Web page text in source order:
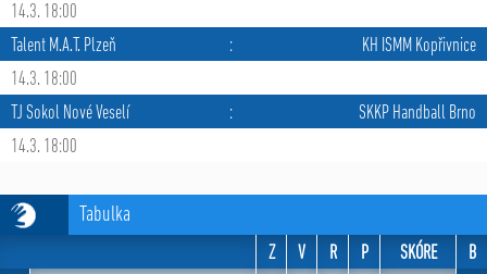
14.3. 18:00
Talent M.A.T. Plzeň
:
KH ISMM Kopřivnice
14.3. 18:00
TJ Sokol Nové Veselí
:
SKKP Handball Brno
14.3. 18:00
Tabulka
Z V R P SKÓRE
B